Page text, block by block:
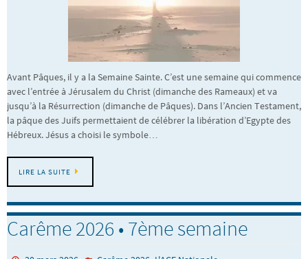
Avant Pâques, il y a la Semaine Sainte. C’est une semaine qui commence
avec l’entrée à Jérusalem du Christ (dimanche des Rameaux) et va
jusqu’à la Résurrection (dimanche de Pâques). Dans l’Ancien Testament,
la pâque des Juifs permettaient de célébrer la libération d’Egypte des
Hébreux. Jésus a choisi le symbole…
LIRE LA SUITE
Carême 2026 • 7ème semaine